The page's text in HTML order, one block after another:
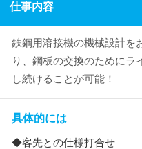
仕事内容
鉄鋼用溶接機の機械設計を
り、鋼板の交換のためにラ
し続けることが可能！
具体的には
◆客先との仕様打合せ